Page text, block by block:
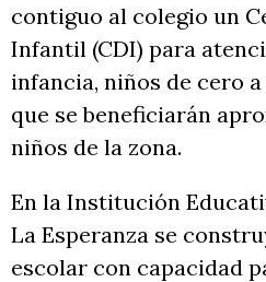
contiguo al colegio un
Infantil (CDI) para
infancia, niños de cero
que se beneficiarán
niños de la zona.
En la Institución
La Esperanza se
escolar con capacidad